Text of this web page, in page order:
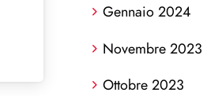
Gennaio 2024
Novembre 2023
Ottobre 2023